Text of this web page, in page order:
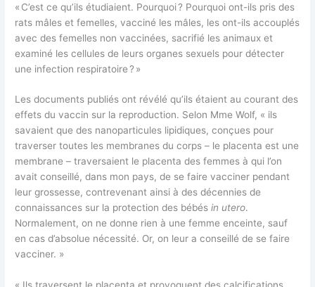
« C’est ce qu’ils étudiaient. Pourquoi ? Pourquoi ont-ils pris des
rats mâles et femelles, vacciné les mâles, les ont-ils accouplés
avec des femelles non vaccinées, sacrifié les animaux et
examiné les cellules de leurs organes sexuels pour détecter
une infection respiratoire ? »
Les documents publiés ont révélé qu’ils étaient au courant des
effets du vaccin sur la reproduction. Selon Mme Wolf, « ils
savaient que des nanoparticules lipidiques, conçues pour
traverser toutes les membranes du corps – le placenta est une
membrane – traversaient le placenta des femmes à qui l’on
avait conseillé, dans mon pays, de se faire vacciner pendant
leur grossesse, contrevenant ainsi à des décennies de
connaissances sur la protection des bébésin utero.
Normalement, on ne donne rien à une femme enceinte, sauf
en cas d’absolue nécessité. Or, on leur a conseillé de se faire
vacciner. »